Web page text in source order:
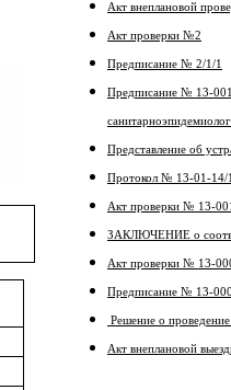
Акт внеплановой
Акт проверки №2
Предписание № 2/1/1
Предписание № 13-
Представление об
Протокол № 13-01-14/
Акт проверки № 13-
ЗАКЛЮЧЕНИЕ о
Акт проверки № 13-
Предписание № 13-
Решение о
Акт внеплановой